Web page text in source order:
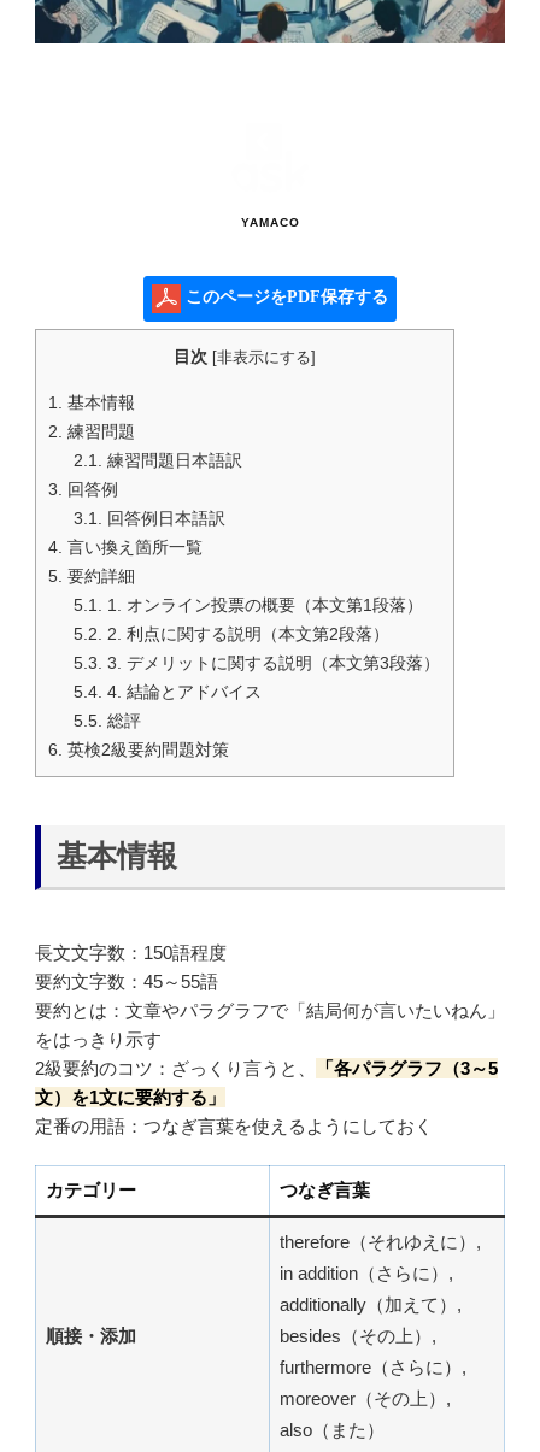
YAMACO
このページをPDF保存する
目次 [非表示にする]
1.
基本情報
2. 練習問題
2.1.
練習問題日本語訳
3.
回答例
3.1.
回答例日本語訳
4. 言い換え箇所一覧
5. 要約詳細
5.1.
1. オンライン投票の概要（本文第1段落）
5.2.
2. 利点に関する説明（本文第2段落）
5.3. 3. デメリットに関する説明（本文第3段落）
5.4. 4. 結論とアドバイス
5.5. 総評
6. 英検2級要約問題対策
基本情報
長文文字数：150語程度
要約文字数：45～55語
要約とは：文章やパラグラフで「結局何が言いたいねん」
をはっきり示す
2級要約のコツ：ざっくり言うと、
「各パラグラフ（3～5
文）を1文に要約する」
定番の用語：つなぎ言葉を使えるようにしておく
カテゴリー つなぎ言葉
順接・添加
therefore（それゆえに）,
in addition（さらに）,
additionally（加えて）,
besides（その上）,
furthermore（さらに）,
moreover（その上）,
also（また）